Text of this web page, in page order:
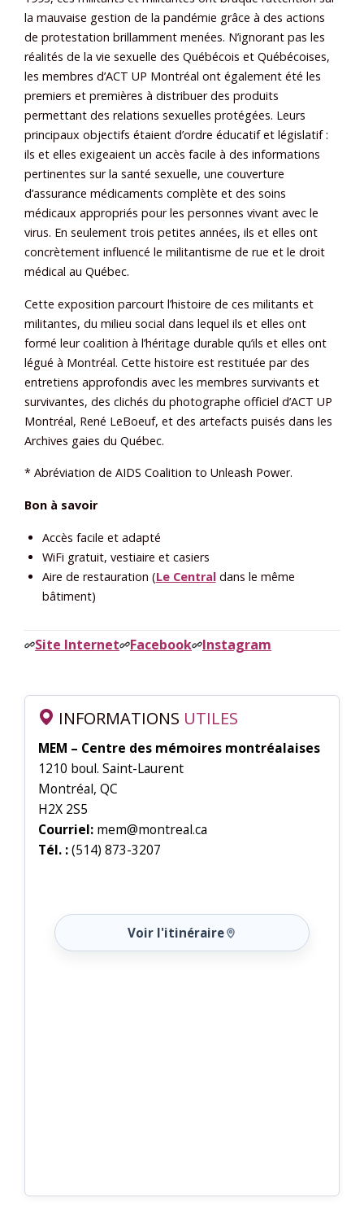
la mauvaise gestion de la pandémie grâce à des actions
de protestation brillamment menées. N’ignorant pas les
réalités de la vie sexuelle des Québécois et Québécoises,
les membres d’ACT UP Montréal ont également été les
premiers et premières à distribuer des produits
permettant des relations sexuelles protégées. Leurs
principaux objectifs étaient d’ordre éducatif et législatif :
ils et elles exigeaient un accès facile à des informations
pertinentes sur la santé sexuelle, une couverture
d’assurance médicaments complète et des soins
médicaux appropriés pour les personnes vivant avec le
virus. En seulement trois petites années, ils et elles ont
concrètement influencé le militantisme de rue et le droit
médical au Québec.
Cette exposition parcourt l’histoire de ces militants et
militantes, du milieu social dans lequel ils et elles ont
formé leur coalition à l’héritage durable qu’ils et elles ont
légué à Montréal. Cette histoire est restituée par des
entretiens approfondis avec les membres survivants et
survivantes, des clichés du photographe officiel d’ACT UP
Montréal, René LeBoeuf, et des artefacts puisés dans les
Archives gaies du Québec.
* Abréviation de AIDS Coalition to Unleash Power.
Bon à savoir
Accès facile et adapté
WiFi gratuit, vestiaire et casiers
Aire de restauration (Le Centraldans le même
bâtiment)
Site Internet Facebook Instagram
INFORMATIONS UTILES
MEM – Centre des mémoires montréalaises
1210 boul. Saint-Laurent
Montréal, QC
H2X 2S5
Courriel: mem@montreal.ca
Tél. :(514) 873-3207
Voir l'itinéraire